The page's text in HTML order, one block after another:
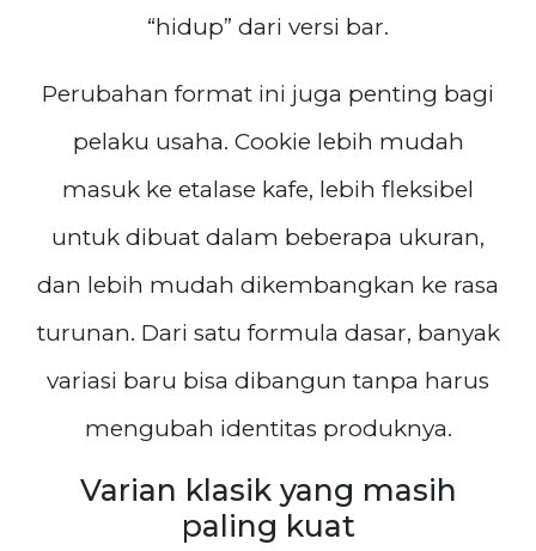
“hidup” dari versi bar.
Perubahan format ini juga penting bagi
pelaku usaha. Cookie lebih mudah
masuk ke etalase kafe, lebih fleksibel
untuk dibuat dalam beberapa ukuran,
dan lebih mudah dikembangkan ke rasa
turunan. Dari satu formula dasar, banyak
variasi baru bisa dibangun tanpa harus
mengubah identitas produknya.
Varian klasik yang masih
paling kuat